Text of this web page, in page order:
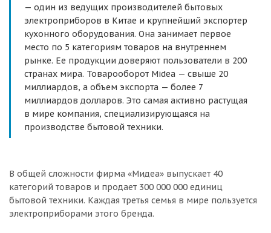
— один из ведущих производителей бытовых
электроприборов в Китае и крупнейший экспортер
кухонного оборудования. Она занимает первое
место по 5 категориям товаров на внутреннем
рынке. Ее продукции доверяют пользователи в 200
странах мира. Товарооборот Мidea — свыше 20
миллиардов, а объем экспорта — более 7
миллиардов долларов. Это самая активно растущая
в мире компания, специализирующаяся на
производстве бытовой техники.
В общей сложности фирма «Мидеа» выпускает 40
категорий товаров и продает 300 000 000 единиц
бытовой техники. Каждая третья семья в мире пользуется
электроприборами этого бренда.